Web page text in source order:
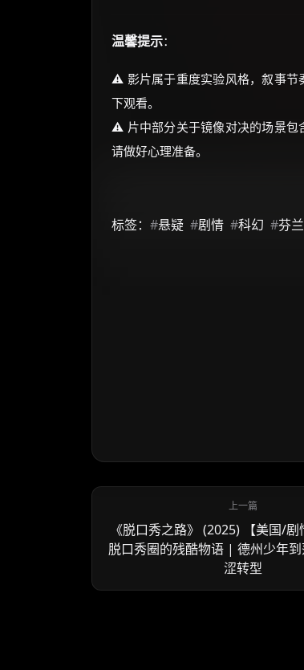
温馨提示：
⚠️ 影片属于重度实验风格，叙事节
下观看。
⚠️ 片中部分关于镜像对决的场景包
请做好心理准备。
标签： #悬疑 #剧情 #科幻 #芬兰
《脱口秀之路》 (2025) 【美国/
脱口秀圈的残酷物语 | 德州少年
涩转型